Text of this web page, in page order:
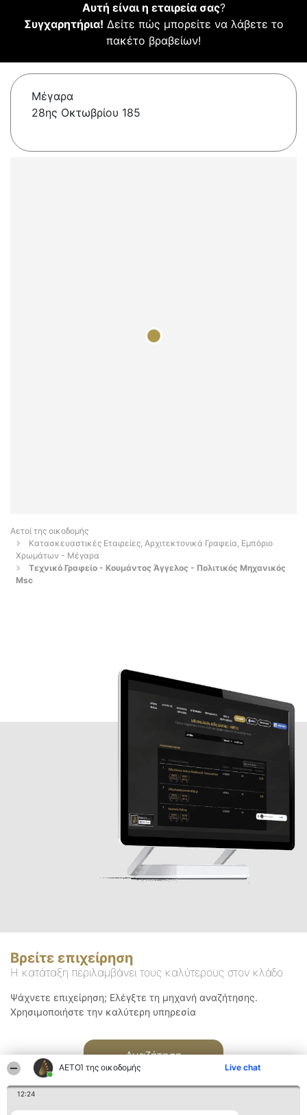
ΑΕΤΟΊ της οικοδομής Live chat
12:24
Αυτή είναι η εταιρεία σας?
Συγχαρητήρια! Δείτε πώς μπορείτε να λάβετε το
πακέτο βραβείων!
Μέγαρα
28ης Οκτωβρίου 185
Αετοί της οικοδομής
Κατασκευαστικές Εταιρείες, Αρχιτεκτονικά Γραφεία, Εμπόριο
Χρωμάτων - Μέγαρα
Τεχνικό Γραφείο - Κουμάντος Άγγελος - Πολιτικός Μηχανικός
Msc
Βρείτε επιχείρηση
Η κατάταξη περιλαμβάνει τους καλύτερους στον κλάδο
Ψάχνετε επιχείρηση; Ελέγξτε τη μηχανή αναζήτησης.
Χρησιμοποιήστε την καλύτερη υπηρεσία
Αναζήτηση